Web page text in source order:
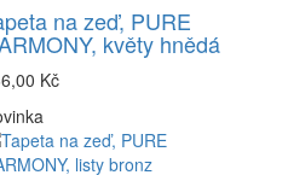
na zeď, PURE
květy hnědá
Kč